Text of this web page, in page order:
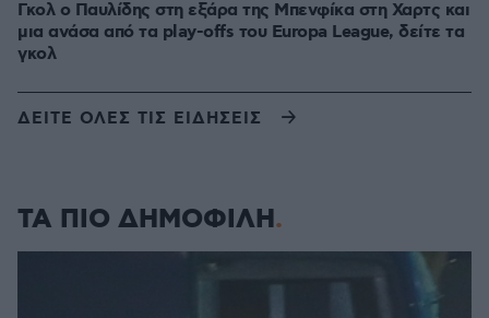
Γκολ ο Παυλίδης στη εξάρα της Μπενφίκα στη Χαρτς και
μια ανάσα από τα play-offs του Europa League, δείτε τα
γκολ
ΔΕΙΤΕ ΟΛΕΣ ΤΙΣ ΕΙΔΗΣΕΙΣ
ΤΑ ΠΙΟ ΔΗΜΟΦΙΛΗ